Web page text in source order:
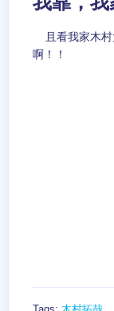
且看我家木村
啊！！